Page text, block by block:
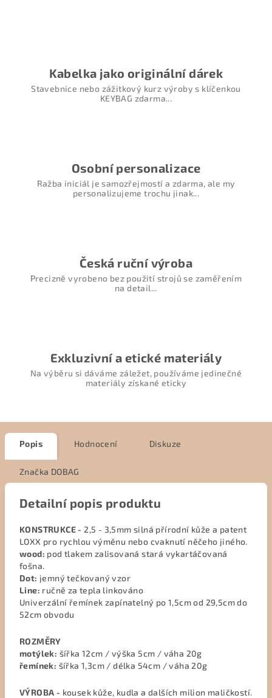
Kabelka jako originální dárek
Stavebnice nebo zážitkový kurz výroby s klíčenkou
KEYBAG zdarma...
Osobní personalizace
Ražba iniciál je samozřejmostí a zdarma, ale my
personalizujeme trochu jinak...
Česká ruční výroba
Precizně vyrobeno bez použití strojů se zaměřením
na detail...
Exkluzivní a etické materiály
Na výběru si dáváme záležet, používáme jedinečné
materiály získané eticky
Popis Hodnocení Diskuze
Značka DOBAG
Detailní popis produktu
KONSTRUKCE - 2,5 - 3,5mm silná přírodní kůže a patent
LOXX pro rychlou výměnu nebo cvaknutí něčeho jiného.
wood: pod tlakem zalisovaná stará vykartáčovaná
fošna.
Dot: jemný tečkovaný vzor
Line: ručně za tepla linkováno
Univerzální řemínek zapínatelný po 1,5cm od 29,5cm do
52cm obvodu
ROZMĚRY
motýlek: šířka 12cm / výška 5cm / váha 20g
řemínek: šířka 1,3cm / délka 54cm / váha 20g
VÝROBA - kousek kůže, kudla a dalších milion maličkostí.